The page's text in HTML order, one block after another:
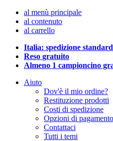
al menù principale
al contenuto
al carrello
Italia: spedizione
Reso gratuito
Almeno 1 campioncino
Aiuto
Dov'è il mio ordine?
Restituzione prodotti
Costi di spedizione
Opzioni di pagamento
Contattaci
Tutti i temi